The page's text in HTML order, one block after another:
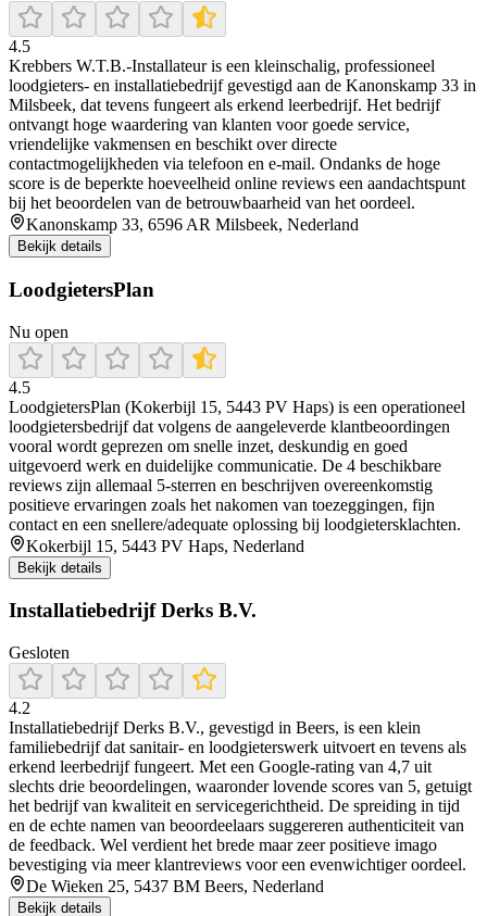
4.5
Krebbers W.T.B.-Installateur is een kleinschalig, professioneel
loodgieters- en installatiebedrijf gevestigd aan de Kanonskamp 33 in
Milsbeek, dat tevens fungeert als erkend leerbedrijf. Het bedrijf
ontvangt hoge waardering van klanten voor goede service,
vriendelijke vakmensen en beschikt over directe
contactmogelijkheden via telefoon en e‑mail. Ondanks de hoge
score is de beperkte hoeveelheid online reviews een aandachtspunt
bij het beoordelen van de betrouwbaarheid van het oordeel.
Kanonskamp 33, 6596 AR Milsbeek, Nederland
Bekijk details
LoodgietersPlan
Nu open
4.5
LoodgietersPlan (Kokerbijl 15, 5443 PV Haps) is een operationeel
loodgietersbedrijf dat volgens de aangeleverde klantbeoordingen
vooral wordt geprezen om snelle inzet, deskundig en goed
uitgevoerd werk en duidelijke communicatie. De 4 beschikbare
reviews zijn allemaal 5-sterren en beschrijven overeenkomstig
positieve ervaringen zoals het nakomen van toezeggingen, fijn
contact en een snellere/adequate oplossing bij loodgietersklachten.
Kokerbijl 15, 5443 PV Haps, Nederland
Bekijk details
Installatiebedrijf Derks B.V.
Gesloten
4.2
Installatiebedrijf Derks B.V., gevestigd in Beers, is een klein
familiebedrijf dat sanitair- en loodgieterswerk uitvoert en tevens als
erkend leerbedrijf fungeert. Met een Google-rating van 4,7 uit
slechts drie beoordelingen, waaronder lovende scores van 5, getuigt
het bedrijf van kwaliteit en servicegerichtheid. De spreiding in tijd
en de echte namen van beoordeelaars suggereren authenticiteit van
de feedback. Wel verdient het brede maar zeer positieve imago
bevestiging via meer klantreviews voor een evenwichtiger oordeel.
De Wieken 25, 5437 BM Beers, Nederland
Bekijk details